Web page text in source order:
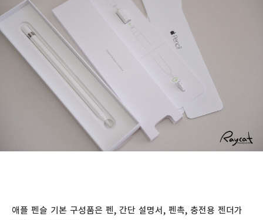
애플 펜슬 기본 구성품은 펜, 간단 설명서, 펜촉, 충전용 젠더가